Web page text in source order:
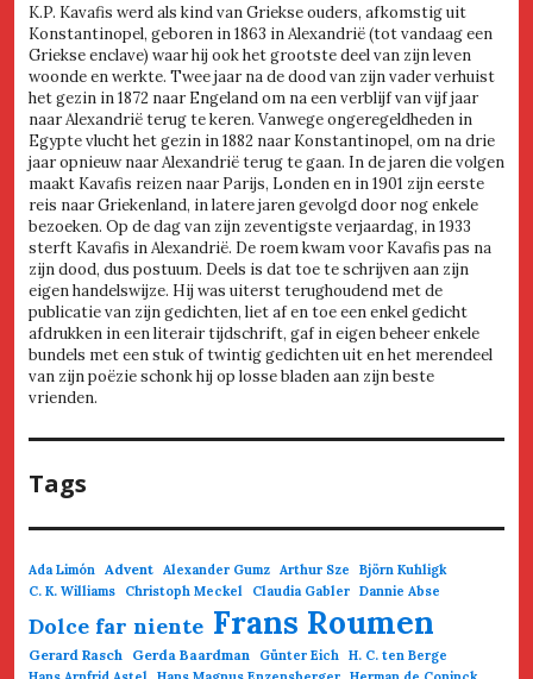
K.P. Kavafis werd als kind van Griekse ouders, afkomstig uit
Konstantinopel, geboren in 1863 in Alexandrië (tot vandaag een
Griekse enclave) waar hij ook het grootste deel van zijn leven
woonde en werkte. Twee jaar na de dood van zijn vader verhuist
het gezin in 1872 naar Engeland om na een verblijf van vijf jaar
naar Alexandrië terug te keren. Vanwege ongeregeldheden in
Egypte vlucht het gezin in 1882 naar Konstantinopel, om na drie
jaar opnieuw naar Alexandrië terug te gaan. In de jaren die volgen
maakt Kavafis reizen naar Parijs, Londen en in 1901 zijn eerste
reis naar Griekenland, in latere jaren gevolgd door nog enkele
bezoeken. Op de dag van zijn zeventigste verjaardag, in 1933
sterft Kavafis in Alexandrië. De roem kwam voor Kavafis pas na
zijn dood, dus postuum. Deels is dat toe te schrijven aan zijn
eigen handelswijze. Hij was uiterst terughoudend met de
publicatie van zijn gedichten, liet af en toe een enkel gedicht
afdrukken in een literair tijdschrift, gaf in eigen beheer enkele
bundels met een stuk of twintig gedichten uit en het merendeel
van zijn poëzie schonk hij op losse bladen aan zijn beste
vrienden.
Tags
Ada Limón Advent Alexander Gumz Arthur Sze
Björn Kuhligk
C. K. Williams
Christoph Meckel Claudia Gabler Dannie Abse
Dolce far niente Frans Roumen
Gerard Rasch Gerda Baardman Günter Eich H. C. ten Berge